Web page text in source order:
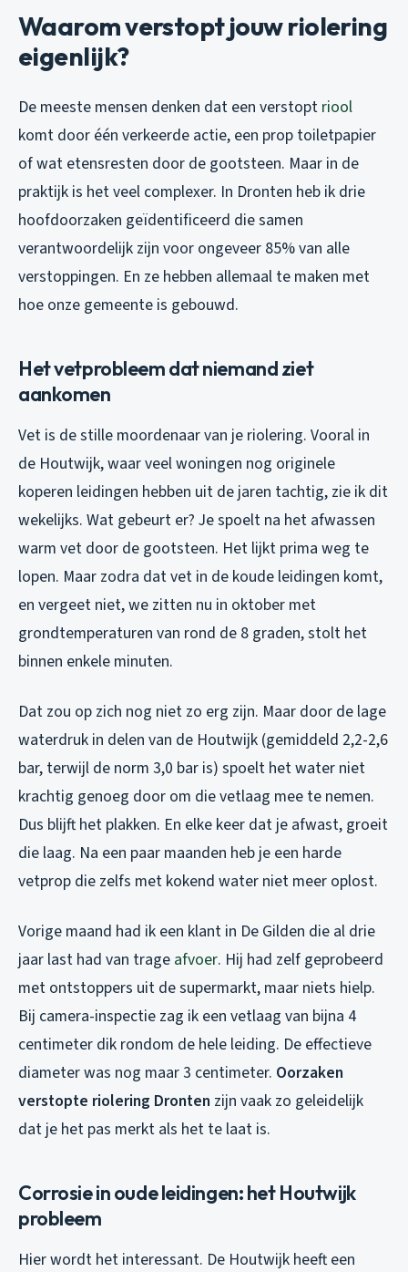
Waarom verstopt jouw riolering
eigenlijk?
De meeste mensen denken dat een verstopt riool
komt door één verkeerde actie, een prop toiletpapier
of wat etensresten door de gootsteen. Maar in de
praktijk is het veel complexer. In Dronten heb ik drie
hoofdoorzaken geïdentificeerd die samen
verantwoordelijk zijn voor ongeveer 85% van alle
verstoppingen. En ze hebben allemaal te maken met
hoe onze gemeente is gebouwd.
Het vetprobleem dat niemand ziet
aankomen
Vet is de stille moordenaar van je riolering. Vooral in
de Houtwijk, waar veel woningen nog originele
koperen leidingen hebben uit de jaren tachtig, zie ik dit
wekelijks. Wat gebeurt er? Je spoelt na het afwassen
warm vet door de gootsteen. Het lijkt prima weg te
lopen. Maar zodra dat vet in de koude leidingen komt,
en vergeet niet, we zitten nu in oktober met
grondtemperaturen van rond de 8 graden, stolt het
binnen enkele minuten.
Dat zou op zich nog niet zo erg zijn. Maar door de lage
waterdruk in delen van de Houtwijk (gemiddeld 2,2-2,6
bar, terwijl de norm 3,0 bar is) spoelt het water niet
krachtig genoeg door om die vetlaag mee te nemen.
Dus blijft het plakken. En elke keer dat je afwast, groeit
die laag. Na een paar maanden heb je een harde
vetprop die zelfs met kokend water niet meer oplost.
Vorige maand had ik een klant in De Gilden die al drie
jaar last had van trage afvoer. Hij had zelf geprobeerd
met ontstoppers uit de supermarkt, maar niets hielp.
Bij camera-inspectie zag ik een vetlaag van bijna 4
centimeter dik rondom de hele leiding. De effectieve
diameter was nog maar 3 centimeter. Oorzaken
verstopte riolering Dronten zijn vaak zo geleidelijk
dat je het pas merkt als het te laat is.
Corrosie in oude leidingen: het Houtwijk
probleem
Hier wordt het interessant. De Houtwijk heeft een